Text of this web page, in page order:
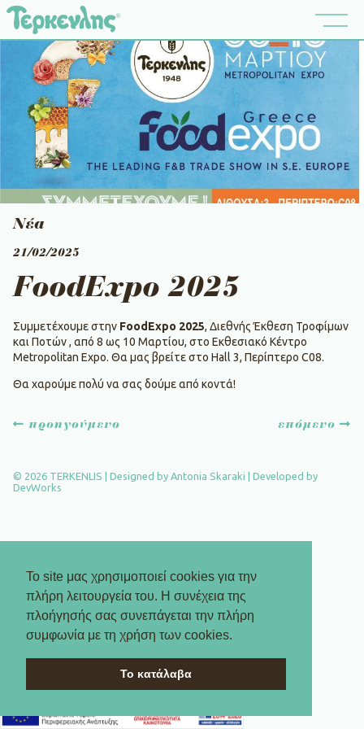
Το site μας χρησιμοποιεί cookies για την
πλήρη λειτουργεία του. Η συνέχεια της
πλοήγησής σας συνεπάγεται την πλήρη
συμφωνία με τη χρήση των cookies.
Το κατάλαβα
Νέα
21/02/2025
FoodExpo 2025
Συμμετέχουμε στην FoodExpo 2025, Διεθνής Έκθεση Τροφίμων
και Ποτών , από 8 ως 10 Μαρτίου, στο Εκθεσιακό Κέντρο
Metropolitan Expo. Θα μας βρείτε στο Hall 3, Περίπτερο C08.
Θα χαρούμε πολύ να σας δούμε από κοντά!
Πλοήγηση
προηγούμενο επόμενο
© 2026 TERKENLIS | Designed by Antonia Skaraki | Developed by
DevWorks